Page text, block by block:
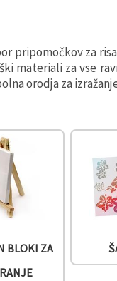
pripomočkov za
materiali za vse
orodja za
BLOKI ZA